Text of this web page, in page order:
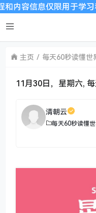
信息仅限用于学习和研
主页 每天60秒读懂世
11月30日，星期六,
清朝云
每天60秒读懂